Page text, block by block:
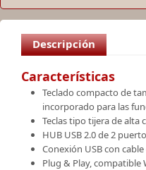
Descripción
Características
Teclado compacto de
incorporado para las
Teclas tipo tijera de alta
HUB USB 2.0 de 2
Conexión USB con cable
Plug & Play, compatible